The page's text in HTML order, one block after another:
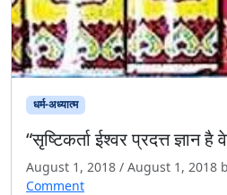
धर्म-अध्यात्म
“सृष्टिकर्ता ईश्वर प्रदत्त ज्ञान
August 1, 2018 / August 1, 2018
Comment